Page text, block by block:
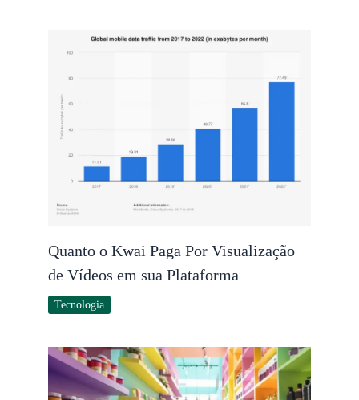
Quanto o Kwai Paga Por Visualização
de Vídeos em sua Plataforma
Tecnologia